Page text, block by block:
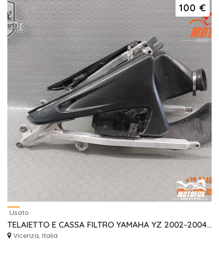
100 €
Usato
TELAIETTO E CASSA FILTRO YAMAHA YZ 2002-2004 2T
Vicenza, Italia